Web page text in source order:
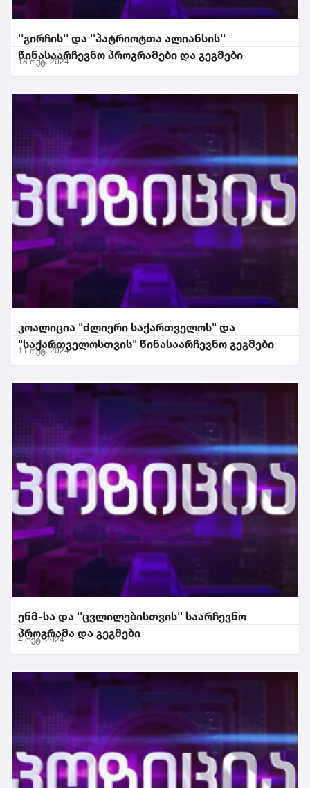
''გირჩის'' და ''პატრიოტთა ალიანსის''
წინასაარჩევნო პროგრამები და გეგმები
18 ოქტ. 2024
კოალიცია "ძლიერი საქართველოს" და
"საქართველოსთვის" წინასაარჩევნო გეგმები
11 ოქტ. 2024
ენმ-სა და ''ცვლილებისთვის'' საარჩევნო
პროგრამა და გეგმები
4 ოქტ. 2024